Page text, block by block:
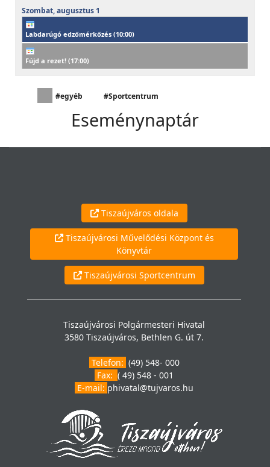
Szombat,augusztus 1
Labdarúgó edzőmérkőzés (10:00)
Fújd a rezet! (17:00)
#egyéb #Sportcentrum
Eseménynaptár
Tiszaújváros oldala
Tiszaújvárosi Művelődési Központ és
Könyvtár
Tiszaújvárosi Sportcentrum
Tiszaújvárosi Polgármesteri Hivatal
3580 Tiszaújváros, Bethlen G. út 7.
Telefon: (49) 548- 000
Fax: ( 49) 548 - 001
E-mail: phivatal@tujvaros.hu